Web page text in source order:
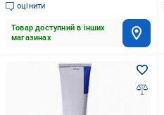
оцінити
Товар доступний в інших
магазинах